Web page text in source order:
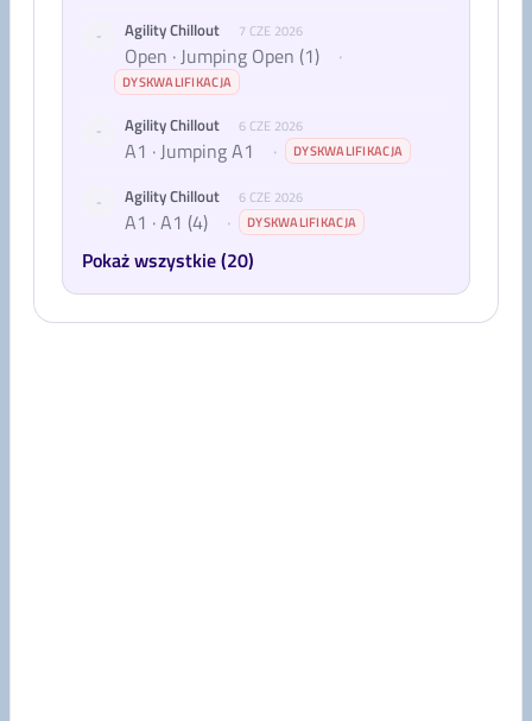
- Agility Chillout 7 CZE 2026
Open · Jumping Open (1) ·
DYSKWALIFIKACJA
- Agility Chillout 6 CZE 2026
A1 · Jumping A1 · DYSKWALIFIKACJA
- Agility Chillout 6 CZE 2026
A1 · A1 (4) · DYSKWALIFIKACJA
Pokaż wszystkie (20)